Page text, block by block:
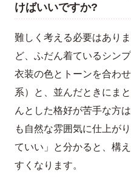
けばいいですか?
難しく考える必要はあり
ど、ふだん着ているシン
衣装の色とトーンを合わ
系）と、並んだときにま
んとした格好が苦手な方
も自然な雰囲気に仕上が
ていい」と分かると、構
すくなります。